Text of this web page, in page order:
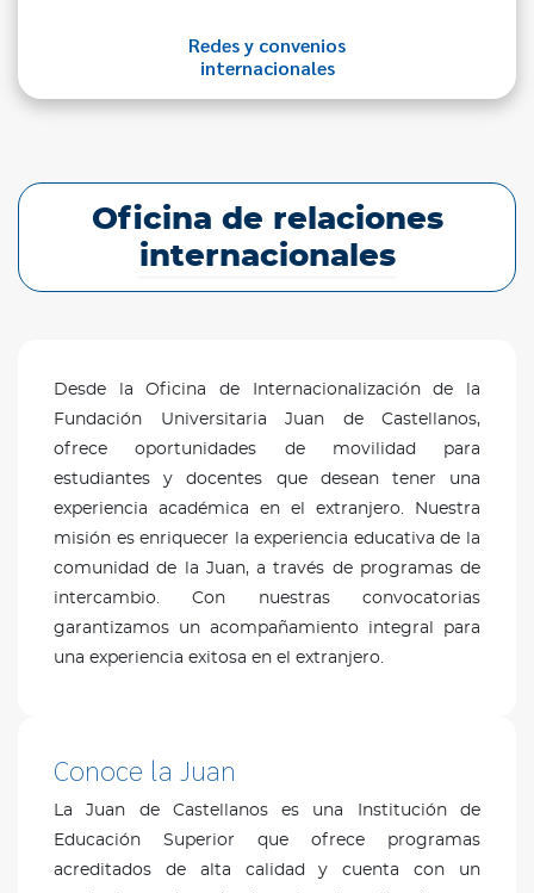
Redes y convenios
internacionales
Oficina de relaciones
internacionales
Desde la Oficina de Internacionalización de la
Fundación Universitaria Juan de Castellanos,
ofrece oportunidades de movilidad para
estudiantes y docentes que desean tener una
experiencia académica en el extranjero. Nuestra
misión es enriquecer la experiencia educativa de la
comunidad de la Juan, a través de programas de
intercambio. Con nuestras convocatorias
garantizamos un acompañamiento integral para
una experiencia exitosa en el extranjero.
Conoce la Juan
La Juan de Castellanos es una Institución de
Educación Superior que ofrece programas
acreditados de alta calidad y cuenta con un